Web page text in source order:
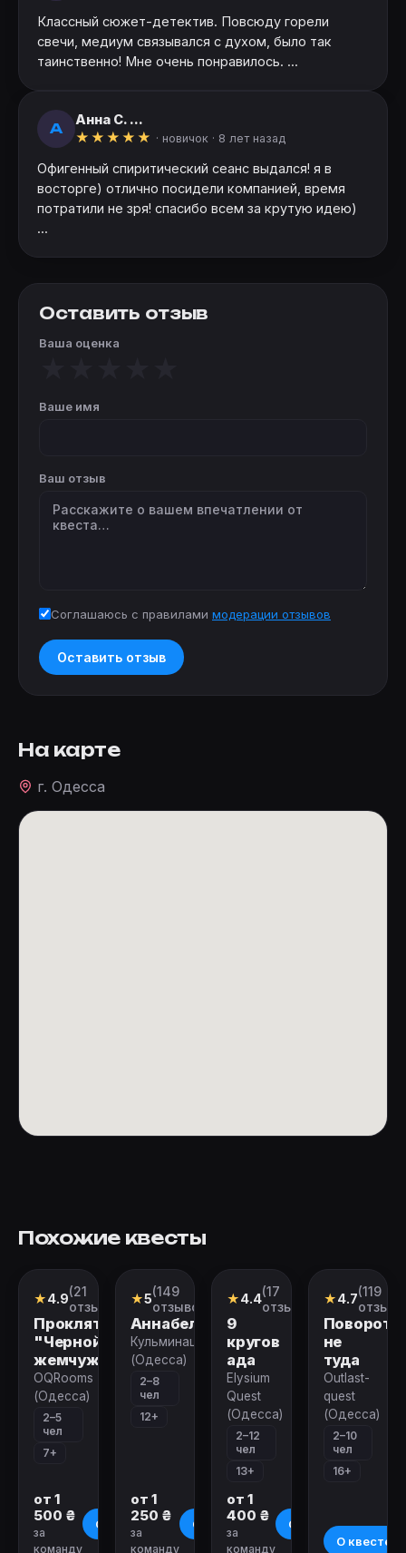
Классный сюжет-детектив. Повсюду горели
свечи, медиум связывался с духом, было так
таинственно! Мне очень понравилось. ...
А
Анна С. ...
★ ★ ★ ★ ★ · новичок · 8 лет назад
Офигенный спиритический сеанс выдался! я в
восторге) отлично посидели компанией, время
потратили не зря! спасибо всем за крутую идею)
...
Оставить отзыв
Ваша оценка
Ваше имя
Ваш отзыв
Соглашаюсь с правилами модерации отзывов
Оставить отзыв
На карте
г. Одесса
Похожие квесты
Квест
★4.9(21
отзыв)
Проклятие
"Черной
жемчужины"
OQRooms
(Одесса)
2–5
чел
7+
от 1
500 ₴
за
команду
О квесте
Квест
★5(149
отзывов)
Аннабель
Кульминация
(Одесса)
2–8
чел
12+
от 1
250 ₴
за
команду
О квесте
Перформанс
★4.4(17
отзывов)
9
кругов
ада
Elysium
Quest
(Одесса)
2–12
чел
13+
от 1
400 ₴
за
команду
О квесте
★4.7(119
Поворот
не
туда
Outlast-
quest
(Одесса)
2–10
чел
16+
О квесте